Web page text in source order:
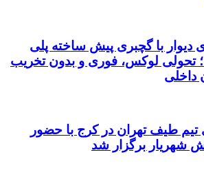
دیوار با گچبری پیش ساخته پلی
تحولی لوکس، فوری و بدون تخریب
داخلی
تیم طیف تهران در کرج با حضور
شهریار برگزار شد